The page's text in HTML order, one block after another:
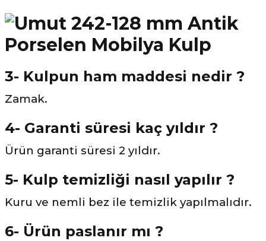
3- Kulpun ham maddesi nedir ?
Zamak.
4- Garanti süresi kaç yıldır ?
Ürün garanti süresi 2 yıldır.
5- Kulp temizliği nasıl yapılır ?
Kuru ve nemli bez ile temizlik yapılmalıdır.
6- Ürün paslanır mı ?